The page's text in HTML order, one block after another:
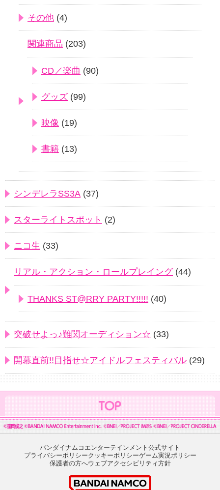
その他 (4)
関連商品 (203)
CD／楽曲 (90)
グッズ (99)
映像 (19)
書籍 (13)
シンデレラSS3A (37)
スターライトスポット (2)
ニコ生 (33)
リアル・アクション・ロールプレイング(44)
THANKS ST@RRY PARTY!!!!! (40)
突破せよっ♪難関オーディション☆ (33)
開幕直前!!目指せ☆アイドルフェスティバル (29)
バンダイナムコエンターテインメント公式サイト
プライバシーポリシークッキーポリシーゲーム実況ポリシー
保護者の方へウェブアクセシビリティ方針